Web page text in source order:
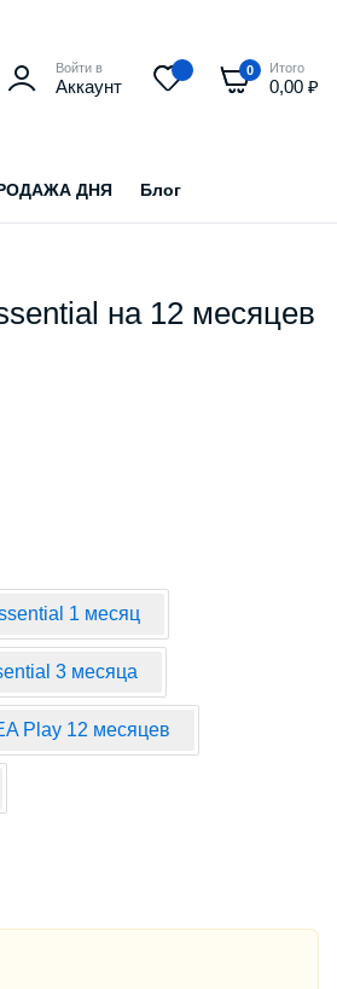
Войти в
Аккаунт
0 Итого
0,00₽
ДНЯ Блог
на 12 месяцев
1 месяц
3 месяца
Play 12 месяцев